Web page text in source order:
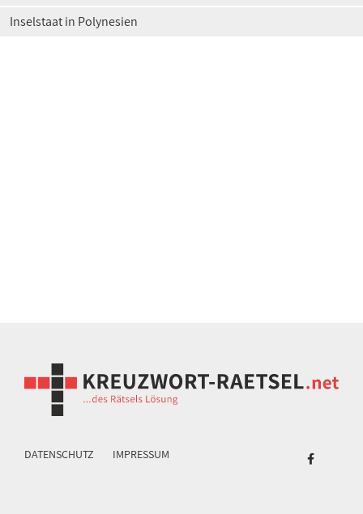
Inselstaat in Polynesien
DATENSCHUTZ IMPRESSUM